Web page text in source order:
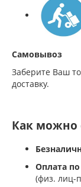
Самовывоз
Заберите Ваш
доставку.
Как можно
Оплата
(физ. лиц-